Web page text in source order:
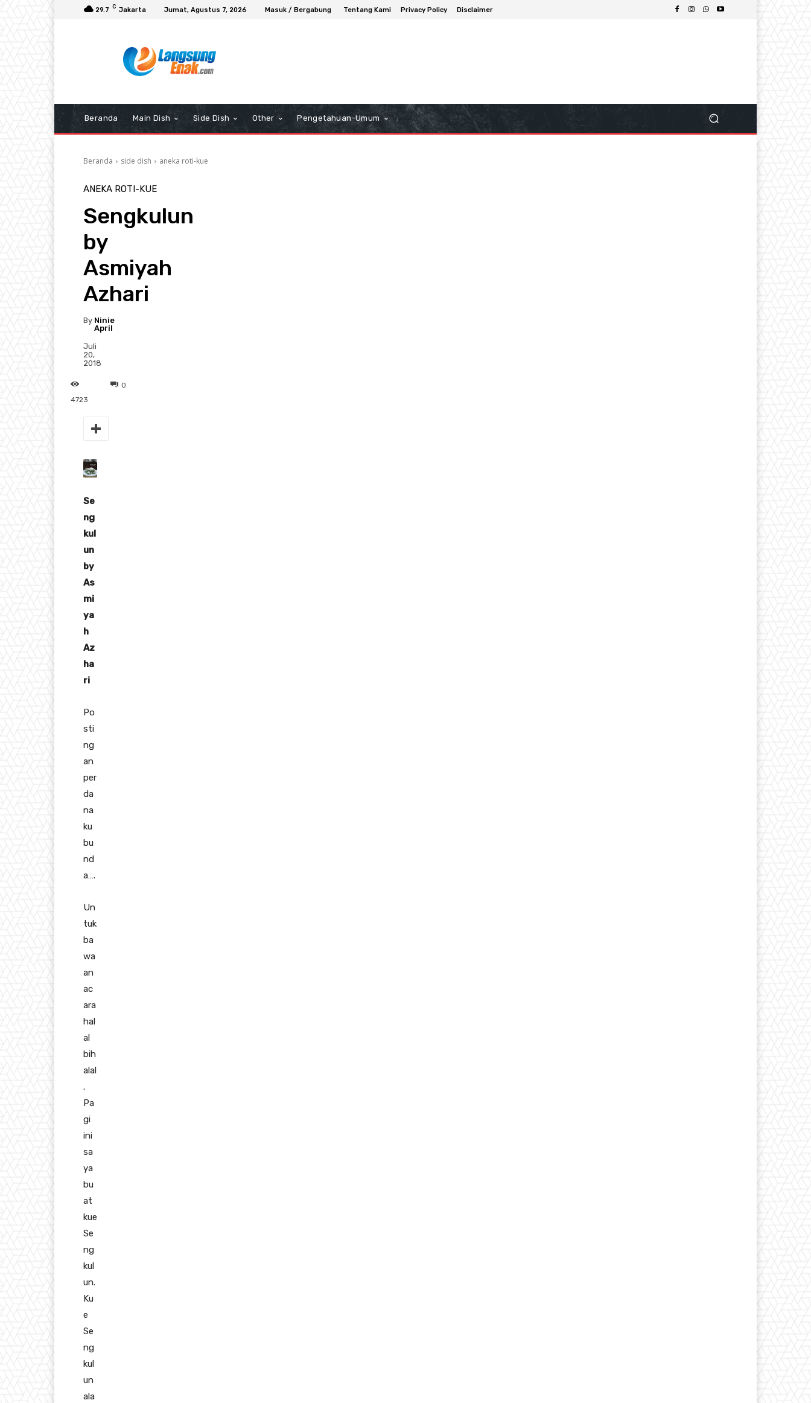
29.7 C Jakarta Jumat, Agustus 7, 2026 Masuk / Bergabung Tentang Kami Privacy Policy Disclaimer
Beranda Main Dish Side Dish Other Pengetahuan-Umum
Beranda side dish aneka roti-kue
ANEKA ROTI-KUE
Sengkulun
by
Asmiyah
Azhari
By Ninie
April
Juli
20,
2018
0
4723
Se
ng
kul
un
by
As
mi
ya
h
Az
ha
ri
Po
sti
ng
an
per
da
na
ku
bu
nd
a….
Un
tuk
ba
wa
an
ac
ara
hal
al
bih
alal
.
Pa
gi
ini
sa
ya
bu
at
kue
Se
ng
kul
un.
Ku
e
Se
ng
kul
un
ala